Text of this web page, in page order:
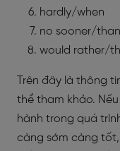
hardly/when
no sooner/than
would rather/
Trên đây là thông
thể tham khảo.
hành trong quá
càng sớm càng